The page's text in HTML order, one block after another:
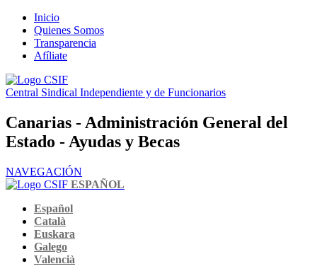
Inicio
Quienes Somos
Transparencia
Afíliate
Central Sindical Independiente y de Funcionarios
Canarias - Administración General del
Estado - Ayudas y Becas
NAVEGACIÓN
ESPAÑOL
Español
Català
Euskara
Galego
Valencià